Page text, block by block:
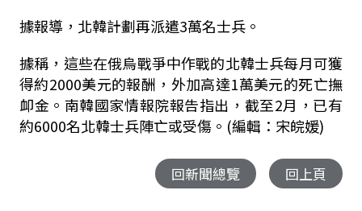
據報導，北韓計劃再派遣3萬名士兵。
據稱，這些在俄烏戰爭中作戰的北韓士兵每月可獲
得約2000美元的報酬，外加高達1萬美元的死亡撫
卹金。南韓國家情報院報告指出，截至2月，已有
約6000名北韓士兵陣亡或受傷。(編輯：宋皖媛)
回新聞總覽 回上頁